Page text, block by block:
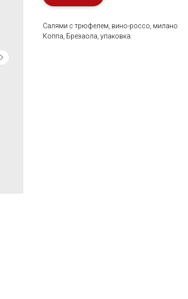
Салями с трюфелем, вино-россо, милано
Коппа, Брезаола, упаковка.